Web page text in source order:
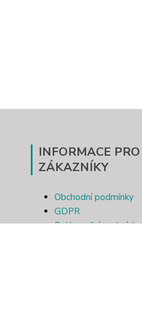
INFORMACE PRO
ZÁKAZNÍKY
Obchodní podmínky
GDPR
Reklamační podmínky